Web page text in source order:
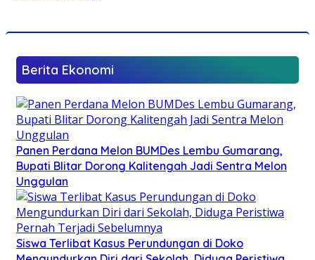
Berita Ekonomi
Panen Perdana Melon BUMDes Lembu Gumarang,
Bupati Blitar Dorong Kalitengah Jadi Sentra Melon
Unggulan
Siswa Terlibat Kasus Perundungan di Doko